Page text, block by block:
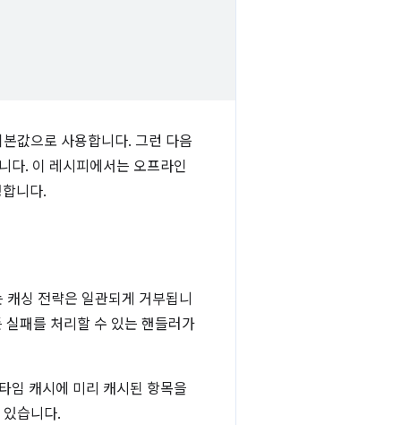
값으로 사용합니다. 그런 다음
다. 이 레시피에서는 오프라인
니다.
캐싱 전략은 일관되게 거부됩니
패를 처리할 수 있는 핸들러가
임 캐시에 미리 캐시된 항목을
습니다.